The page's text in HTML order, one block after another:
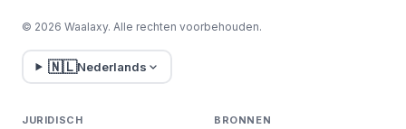
© 2026 Waalaxy. Alle rechten voorbehouden.
🇳🇱Nederlands
JURIDISCH BRONNEN